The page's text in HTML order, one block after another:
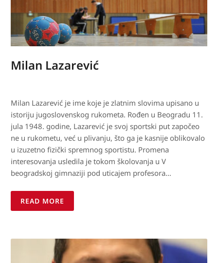
Milan Lazarević
Milan Lazarević je ime koje je zlatnim slovima upisano u
istoriju jugoslovenskog rukometa. Rođen u Beogradu 11.
jula 1948. godine, Lazarević je svoj sportski put započeo
ne u rukometu, već u plivanju, što ga je kasnije oblikovalo
u izuzetno fizički spremnog sportistu. Promena
interesovanja usledila je tokom školovanja u V
beogradskoj gimnaziji pod uticajem profesora…
READ MORE